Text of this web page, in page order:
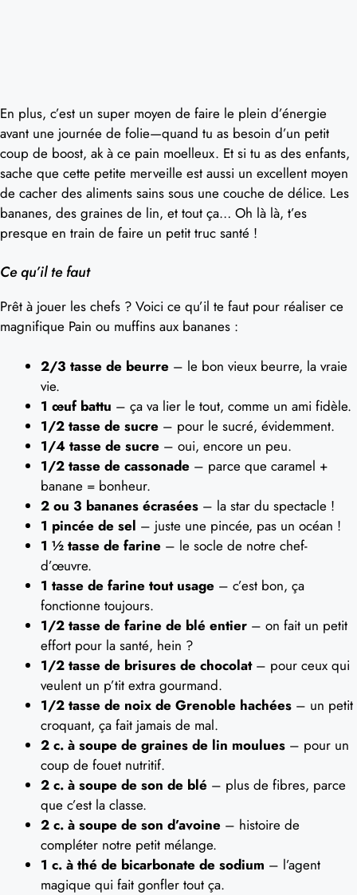
En plus, c’est un super moyen de faire le plein d’énergie
avant une journée de folie—quand tu as besoin d’un petit
coup de boost, ak à ce pain moelleux. Et si tu as des enfants,
sache que cette petite merveille est aussi un excellent moyen
de cacher des aliments sains sous une couche de délice. Les
bananes, des graines de lin, et tout ça… Oh là là, t’es
presque en train de faire un petit truc santé !
Ce qu’il te faut
Prêt à jouer les chefs ? Voici ce qu’il te faut pour réaliser ce
magnifique Pain ou muffins aux bananes :
2/3 tasse de beurre – le bon vieux beurre, la vraie
vie.
1 œuf battu – ça va lier le tout, comme un ami fidèle.
1/2 tasse de sucre – pour le sucré, évidemment.
1/4 tasse de sucre – oui, encore un peu.
1/2 tasse de cassonade – parce que caramel +
banane = bonheur.
2 ou 3 bananes écrasées – la star du spectacle !
1 pincée de sel – juste une pincée, pas un océan !
1 ½ tasse de farine – le socle de notre chef-
d’œuvre.
1 tasse de farine tout usage – c’est bon, ça
fonctionne toujours.
1/2 tasse de farine de blé entier – on fait un petit
effort pour la santé, hein ?
1/2 tasse de brisures de chocolat– pour ceux qui
veulent un p’tit extra gourmand.
1/2 tasse de noix de Grenoble hachées – un petit
croquant, ça fait jamais de mal.
2 c. à soupe de graines de lin moulues – pour un
coup de fouet nutritif.
2 c. à soupe de son de blé – plus de fibres, parce
que c’est la classe.
2 c. à soupe de son d’avoine – histoire de
compléter notre petit mélange.
1 c. à thé de bicarbonate de sodium – l’agent
magique qui fait gonfler tout ça.